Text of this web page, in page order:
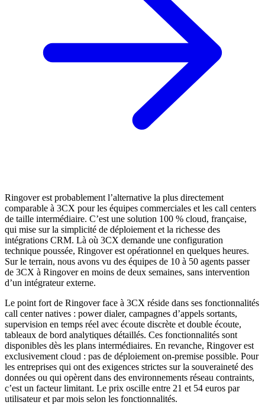
Ringover est probablement l’alternative la plus directement
comparable à 3CX pour les équipes commerciales et les call centers
de taille intermédiaire. C’est une solution 100 % cloud, française,
qui mise sur la simplicité de déploiement et la richesse des
intégrations CRM. Là où 3CX demande une configuration
technique poussée, Ringover est opérationnel en quelques heures.
Sur le terrain, nous avons vu des équipes de 10 à 50 agents passer
de 3CX à Ringover en moins de deux semaines, sans intervention
d’un intégrateur externe.
Le point fort de Ringover face à 3CX réside dans ses fonctionnalités
call center natives : power dialer, campagnes d’appels sortants,
supervision en temps réel avec écoute discrète et double écoute,
tableaux de bord analytiques détaillés. Ces fonctionnalités sont
disponibles dès les plans intermédiaires. En revanche, Ringover est
exclusivement cloud : pas de déploiement on-premise possible. Pour
les entreprises qui ont des exigences strictes sur la souveraineté des
données ou qui opèrent dans des environnements réseau contraints,
c’est un facteur limitant. Le prix oscille entre 21 et 54 euros par
utilisateur et par mois selon les fonctionnalités.